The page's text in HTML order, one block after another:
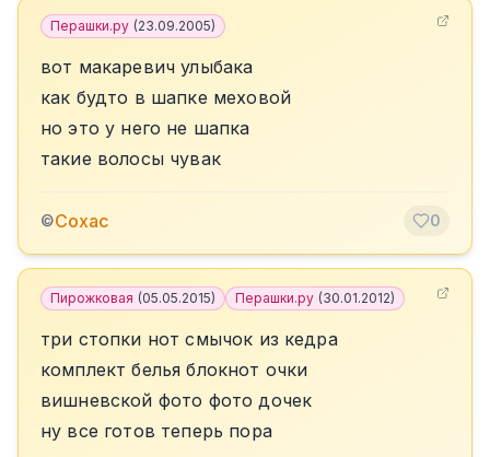
Перашки.ру (23.09.2005)
вот макаревич улыбака
как будто в шапке меховой
но это у него не шапка
такие волосы чувак
©Сохас 0
Пирожковая (05.05.2015) Перашки.ру (30.01.2012)
три стопки нот смычок из кедра
комплект белья блокнот очки
вишневской фото фото дочек
ну все готов теперь пора